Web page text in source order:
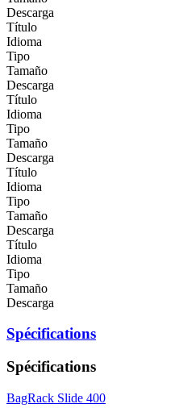
Descarga
Título
Idioma
Tipo
Tamaño
Descarga
Título
Idioma
Tipo
Tamaño
Descarga
Título
Idioma
Tipo
Tamaño
Descarga
Título
Idioma
Tipo
Tamaño
Descarga
Spécifications
Spécifications
BagRack Slide 400